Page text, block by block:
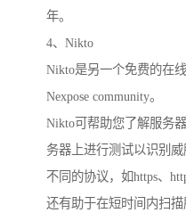
年。
4、Nikto
Nikto是另一个免费的在
Nexpose community。
Nikto可帮助您了解服务
务器上进行测试以识别
不同的协议，如https、
还有助于在短时间内扫